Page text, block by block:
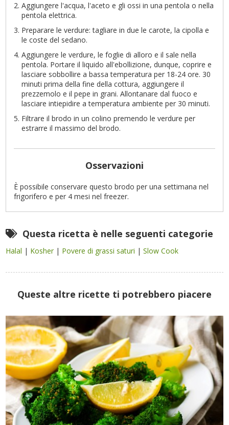
Aggiungere l'acqua, l'aceto e gli ossi in una pentola o nella
pentola elettrica.
Preparare le verdure: tagliare in due le carote, la cipolla e
le coste del sedano.
Aggiungere le verdure, le foglie di alloro e il sale nella
pentola. Portare il liquido all'ebollizione, dunque, coprire e
lasciare sobbollire a bassa temperatura per 18-24 ore. 30
minuti prima della fine della cottura, aggiungere il
prezzemolo e il pepe in grani. Allontanare dal fuoco e
lasciare intiepidire a temperatura ambiente per 30 minuti.
Filtrare il brodo in un colino premendo le verdure per
estrarre il massimo del brodo.
Osservazioni
È possibile conservare questo brodo per una settimana nel
frigorifero e per 4 mesi nel freezer.
Questa ricetta è nelle seguenti categorie
Halal | Kosher | Povere di grassi saturi |Slow Cook
Queste altre ricette ti potrebbero piacere